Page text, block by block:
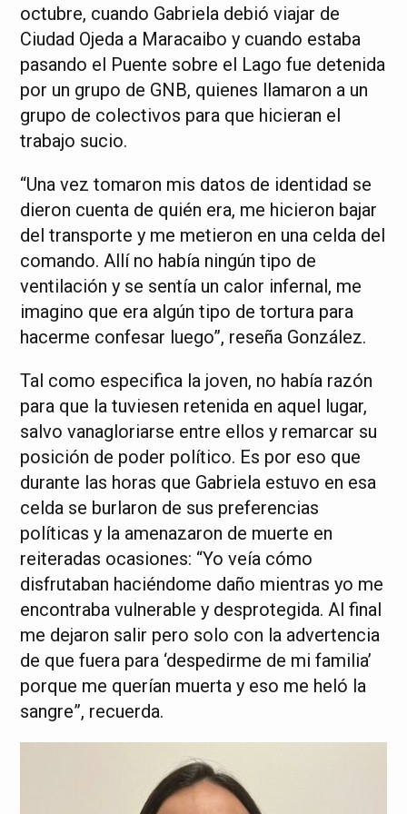
octubre, cuando Gabriela debió viajar de
Ciudad Ojeda a Maracaibo y cuando estaba
pasando el Puente sobre el Lago fue detenida
por un grupo de GNB, quienes llamaron a un
grupo de colectivos para que hicieran el
trabajo sucio.
“Una vez tomaron mis datos de identidad se
dieron cuenta de quién era, me hicieron bajar
del transporte y me metieron en una celda del
comando. Allí no había ningún tipo de
ventilación y se sentía un calor infernal, me
imagino que era algún tipo de tortura para
hacerme confesar luego”, reseña González.
Tal como especifica la joven, no había razón
para que la tuviesen retenida en aquel lugar,
salvo vanagloriarse entre ellos y remarcar su
posición de poder político. Es por eso que
durante las horas que Gabriela estuvo en esa
celda se burlaron de sus preferencias
políticas y la amenazaron de muerte en
reiteradas ocasiones: “Yo veía cómo
disfrutaban haciéndome daño mientras yo me
encontraba vulnerable y desprotegida. Al final
me dejaron salir pero solo con la advertencia
de que fuera para ‘despedirme de mi familia’
porque me querían muerta y eso me heló la
sangre”, recuerda.